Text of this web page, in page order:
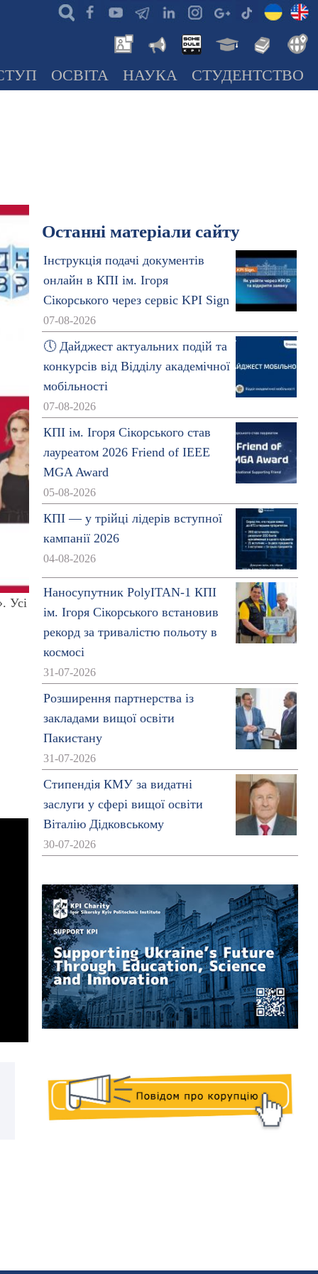
ОСВІТА НАУКА СТУДЕНТСТВО
Усі
Останні матеріали сайту
Інструкція подачі документів
онлайн в КПІ ім. Ігоря
Сікорського через сервіс KPI Sign
07-08-2026
🕔 Дайджест актуальних подій та
конкурсів від Відділу академічної
мобільності
07-08-2026
КПІ ім. Ігоря Сікорського став
лауреатом 2026 Friend of IEEE
MGA Award
05-08-2026
КПІ — у трійці лідерів вступної
кампанії 2026
04-08-2026
Наносупутник PolyITAN-1 КПІ
ім. Ігоря Сікорського встановив
рекорд за тривалістю польоту в
космосі
31-07-2026
Розширення партнерства із
закладами вищої освіти
Пакистану
31-07-2026
Стипендія КМУ за видатні
заслуги у сфері вищої освіти
Віталію Дідковському
30-07-2026